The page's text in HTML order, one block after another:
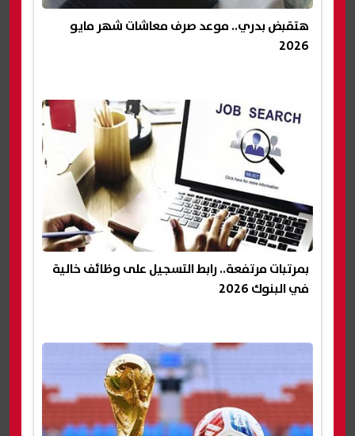
هتقبض بدري.. موعد صرف معاشات شهر مايو
2026
بمرتبات مرتفعة.. رابط التسجيل على وظائف خالية
في البنوك 2026